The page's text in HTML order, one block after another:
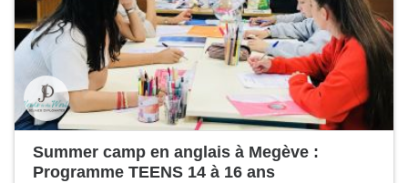
Summer camp en anglais à Megève :
Programme TEENS 14 à 16 ans